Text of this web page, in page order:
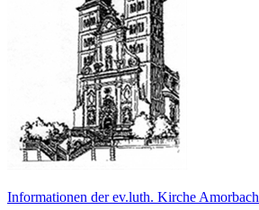
Informationen der ev.luth. Kirche Amorbach